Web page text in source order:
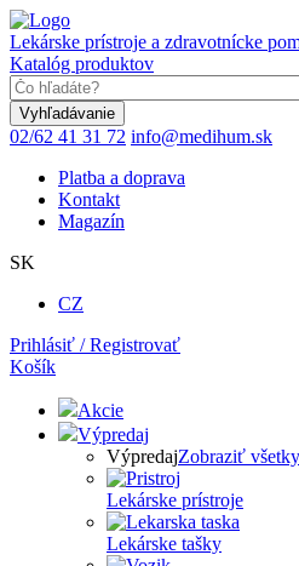
Skočiť
na
hlavný
obsah
Lekárske prístroje a zdravotnícke
Katalóg produktov
02/62 41 31 72 info@medihum.sk
Platba a doprava
Kontakt
Magazín
SK
CZ
Prihlásiť / Registrovať
Košík
Akcie
Výpredaj
VýpredajZobraziť všetky
Lekárske prístroje
Lekárske tašky